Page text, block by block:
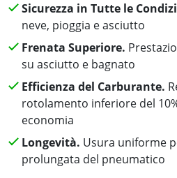
Sicurezza in Tutte le
neve, pioggia e asciutto
Frenata Superiore.
su asciutto e bagnato
Efficienza del Carburante.
rotolamento inferiore del
economia
Longevità. Usura uniforme
prolungata del pneumatico